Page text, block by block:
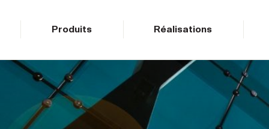
Produits Réalisations